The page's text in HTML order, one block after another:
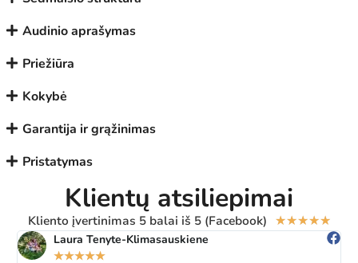
Audinio aprašymas
Priežiūra
Kokybė
Garantija ir grąžinimas
Pristatymas
Klientų atsiliepimai
Kliento įvertinimas 5 balai iš 5 (Facebook) ★★★★★
Laura Tenyte-Klimasauskiene
★★★★★